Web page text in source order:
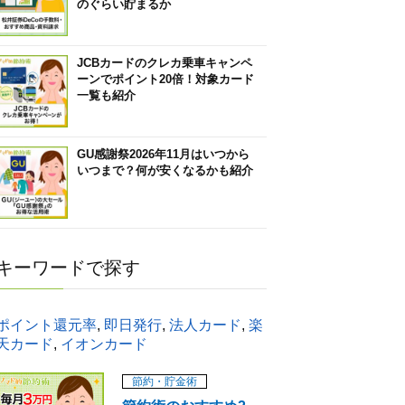
のぐらい貯まるか
JCBカードのクレカ乗車キャンペ
ーンでポイント20倍！対象カード
一覧も紹介
GU感謝祭2026年11月はいつから
いつまで？何が安くなるかも紹介
ーワードで探す
イント還元率, 即日発行, 法人カード, 楽
カード, イオンカード
節約・貯金術